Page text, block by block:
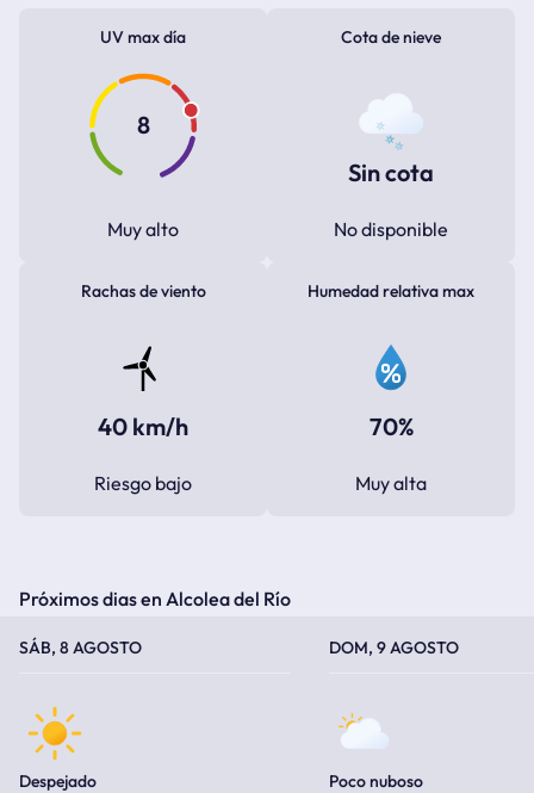
UV max día
8
Muy alto
Cota de nieve
Sin cota
No disponible
Rachas de viento
40 km/h
Riesgo bajo
Humedad relativa max
70%
Muy alta
Próximos dias en Alcolea del Río
SÁB, 8 AGOSTO
Despejado
DOM, 9 AGOSTO
Poco nuboso